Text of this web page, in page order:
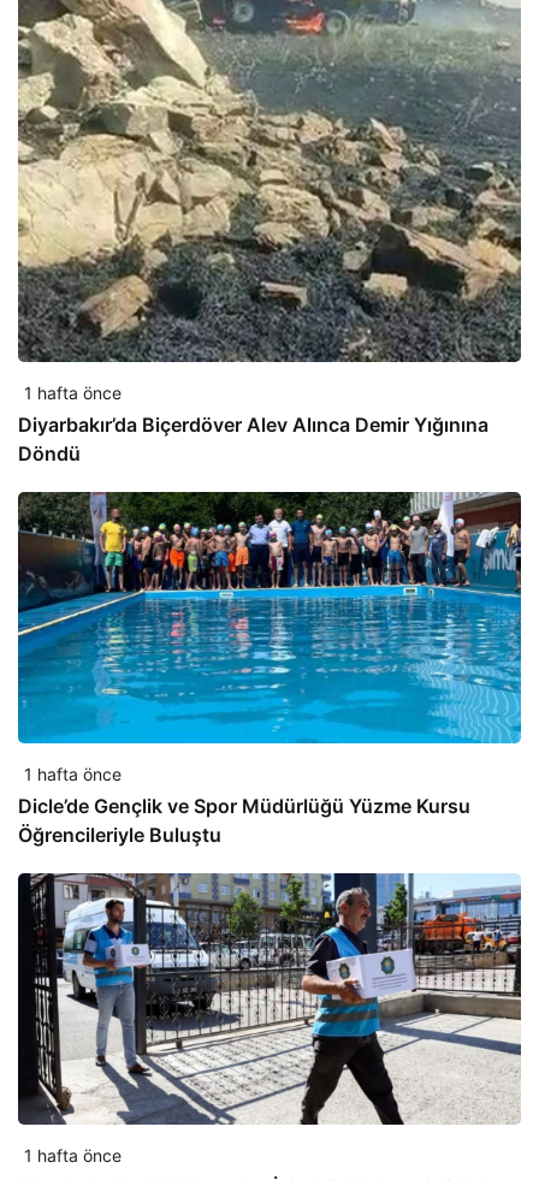
1 hafta önce
Diyarbakır’da Biçerdöver Alev Alınca Demir Yığınına
Döndü
1 hafta önce
Dicle’de Gençlik ve Spor Müdürlüğü Yüzme Kursu
Öğrencileriyle Buluştu
1 hafta önce